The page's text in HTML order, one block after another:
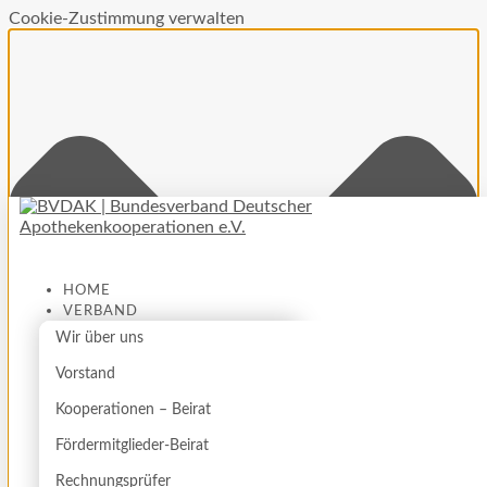
Cookie-Zustimmung verwalten
HOME
VERBAND
Wir über uns
Vorstand
Kooperationen – Beirat
Fördermitglieder-Beirat
Rechnungsprüfer